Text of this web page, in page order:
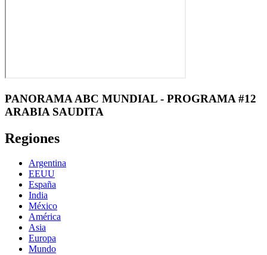
PANORAMA ABC MUNDIAL - PROGRAMA #12
ARABIA SAUDITA
Regiones
Argentina
EEUU
España
India
México
América
Asia
Europa
Mundo